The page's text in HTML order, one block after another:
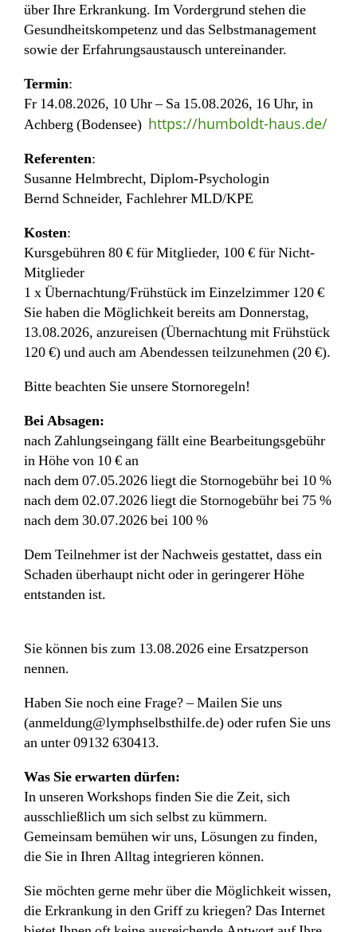
über Ihre Erkrankung. Im Vordergrund stehen die
Gesundheitskompetenz und das Selbstmanagement
sowie der Erfahrungsaustausch untereinander.
Termin:
Fr 14.08.2026, 10 Uhr – Sa 15.08.2026, 16 Uhr, in
Achberg (Bodensee) https://humboldt-haus.de/
Referenten:
Susanne Helmbrecht, Diplom-Psychologin
Bernd Schneider, Fachlehrer MLD/KPE
Kosten:
Kursgebühren 80 € für Mitglieder, 100 € für Nicht-
Mitglieder
1 x Übernachtung/Frühstück im Einzelzimmer 120 €
Sie haben die Möglichkeit bereits am Donnerstag,
13.08.2026, anzureisen (Übernachtung mit Frühstück
120 €) und auch am Abendessen teilzunehmen (20 €).
Bitte beachten Sie unsere Stornoregeln!
Bei Absagen:
nach Zahlungseingang fällt eine Bearbeitungsgebühr
in Höhe von 10 € an
nach dem 07.05.2026 liegt die Stornogebühr bei 10 %
nach dem 02.07.2026 liegt die Stornogebühr bei 75 %
nach dem 30.07.2026 bei 100 %
Dem Teilnehmer ist der Nachweis gestattet, dass ein
Schaden überhaupt nicht oder in geringerer Höhe
entstanden ist.
Sie können bis zum 13.08.2026 eine Ersatzperson
nennen.
Haben Sie noch eine Frage? – Mailen Sie uns
(anmeldung@lymphselbsthilfe.de) oder rufen Sie uns
an unter 09132 630413.
Was Sie erwarten dürfen:
In unseren Workshops finden Sie die Zeit, sich
ausschließlich um sich selbst zu kümmern.
Gemeinsam bemühen wir uns, Lösungen zu finden,
die Sie in Ihren Alltag integrieren können.
Sie möchten gerne mehr über die Möglichkeit wissen,
die Erkrankung in den Griff zu kriegen? Das Internet